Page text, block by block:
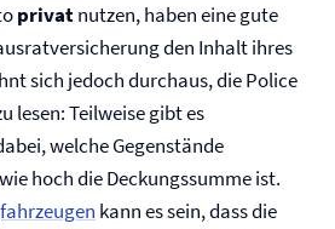
privatnutzen, haben eine gute
den Inhalt ihres
sich jedoch durchaus, die Police
lesen: Teilweise gibt es
welche Gegenstände
hoch die Deckungssumme ist.
kann es sein, dass die